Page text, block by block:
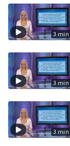
3 min
3 min
3 min